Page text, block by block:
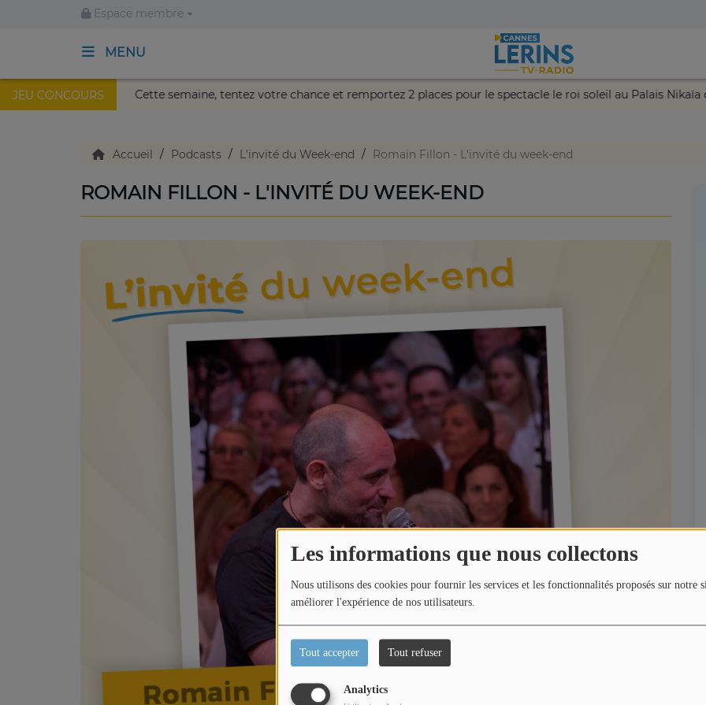
Les informations que nous collectons
Nous utilisons des cookies pour fournir les services et les fonctionnalités proposés sur notre
améliorer l'expérience de nos utilisateurs.
Tout accepter Tout refuser
Analytics
Espace membre
MENU
JEU CONCOURS
Palais Nikaïa de Nice ! Cette semaine, tentez votre chance et remportez 2 places pour le spectacle le roi soleil au
ACCUEIL
TV en direct
Emissions Radio
Accueil Podcasts L'invité du Week-end Romain Fillon - L'invité du week-end
ROMAIN FILLON - L'INVITÉ DU WEEK-END